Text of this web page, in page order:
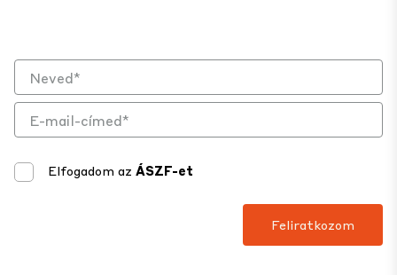
Elfogadom az ÁSZF-et